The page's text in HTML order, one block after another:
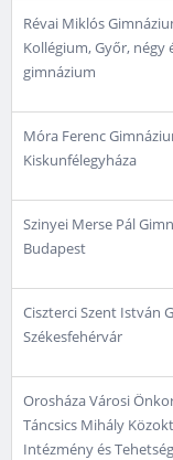
Révai Miklós
Kollégium, Győr, négy
gimnázium
Móra Ferenc
Kiskunfélegyháza
Szinyei Merse Pál
Budapest
Ciszterci Szent István
Székesfehérvár
Orosháza Városi
Táncsics Mihály
Intézmény és